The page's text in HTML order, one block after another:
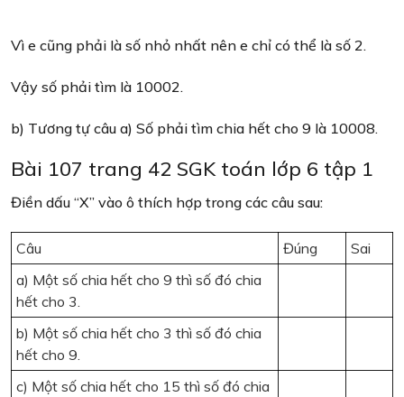
Vì e cũng phải là số nhỏ nhất nên e chỉ có thể là số 2.
Vậy số phải tìm là 10002.
b) Tương tự câu a) Số phải tìm chia hết cho 9 là 10008.
Bài 107 trang 42 SGK toán lớp 6 tập 1
Điền dấu “X” vào ô thích hợp trong các câu sau:
Câu Đúng
Sai
a) Một số chia hết cho 9 thì số đó chia
hết cho 3.
b) Một số chia hết cho 3 thì số đó chia
hết cho 9.
c) Một số chia hết cho 15 thì số đó chia